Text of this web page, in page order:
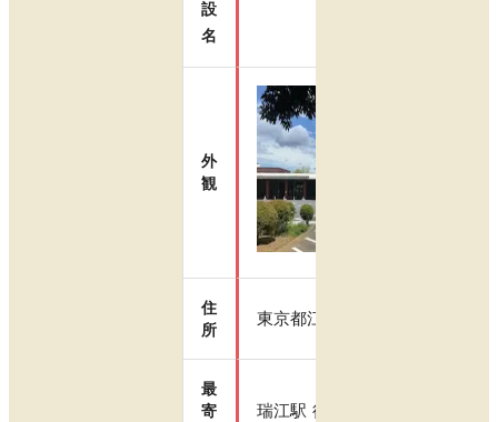
設
名
外
観
住
所
東京都江戸川区春江町3-26-1
最
寄
瑞江駅 徒歩10分